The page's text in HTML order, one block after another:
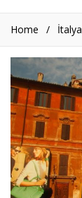
Home / İtalya